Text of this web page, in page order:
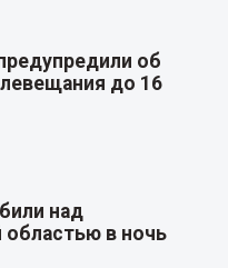
об
до 16
над
в ночь